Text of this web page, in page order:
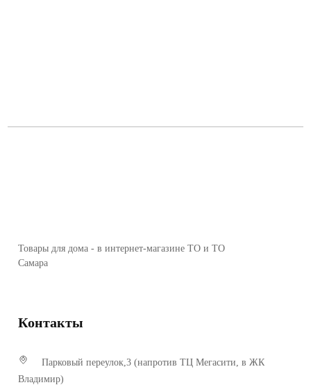
Товары для дома - в интернет-магазине ТО и ТО
Самара
Контакты
Парковый переулок,3 (напротив ТЦ Мегасити, в ЖК
Владимир)